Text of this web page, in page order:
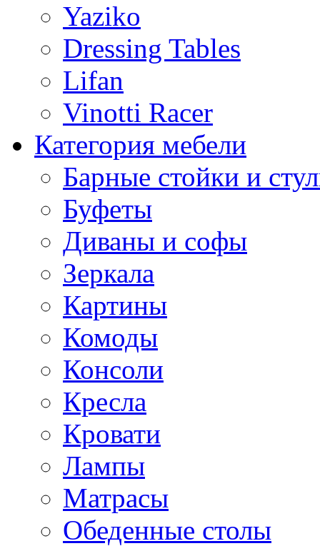
Yaziko
Dressing Tables
Lifan
Vinotti Racer
Категория мебели
Барные стойки и
Буфеты
Диваны и софы
Зеркала
Картины
Комоды
Консоли
Кресла
Кровати
Лампы
Матрасы
Обеденные столы